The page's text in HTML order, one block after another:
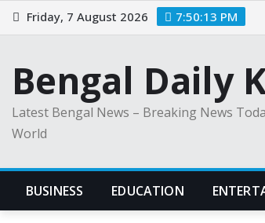
Skip
to
Friday, 7 August 2026 7:50:14 PM
Bengal Daily
Latest Bengal News – Breaking News
World
BUSINESS EDUCATION